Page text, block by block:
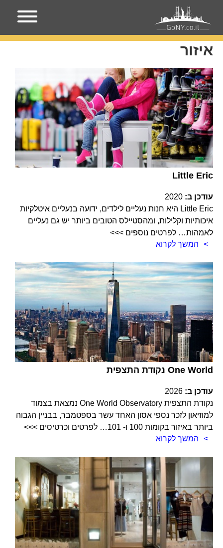
עמוד הבית איזור
איזור
Little Eric
עודכן ב: 2020
Little Eric היא חנות נעליים לילדים, ידועה בנעליים איטלקיות
איכותיות וקלילות, ומהסטיילס הטובים ביותר יש גם נעליים
לאמהות… לפרטים נוספים >>>
המשך לקרוא
נקודת התצפית One World
עודכן ב: 2026
נקודת התצפית One World Observatory נמצאת בצמוד
למוזיאון לזכר נספי אסון האחד עשר בספטמבר, בבניין הגבוה
ביותר באיזור בקומות 100 ו- 101… לפרטים וכרטיסים >>>
המשך לקרוא